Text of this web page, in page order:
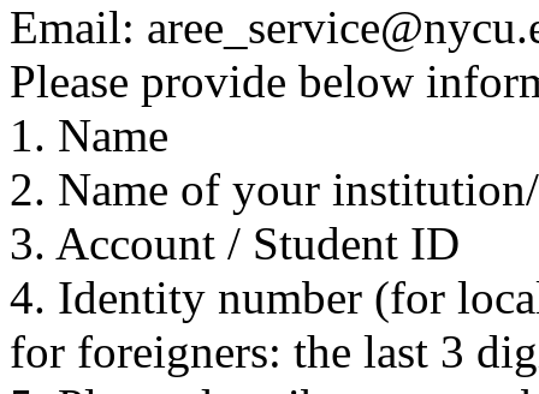
Email:
Please provide below
1. Name
2. Name of your
3. Account / Student ID
4. Identity number (for
for foreigners: the last 3